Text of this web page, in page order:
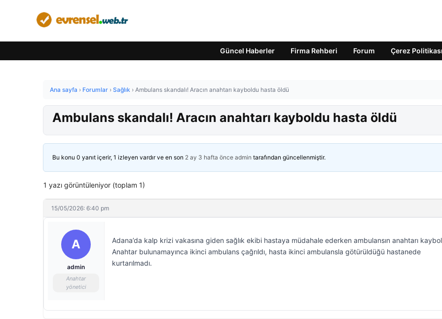
Güncel Haberler Firma Rehberi Forum Çerez Politikası
Ana sayfa › Forumlar › Sağlık › Ambulans skandalı! Aracın anahtarı kayboldu hasta öldü
Ambulans skandalı! Aracın anahtarı kayboldu hasta öldü
Bu konu 0 yanıt içerir, 1 izleyen vardır ve en son 2 ay 3 hafta önce admin tarafından güncellenmiştir.
1 yazı görüntüleniyor (toplam 1)
15/05/2026: 6:40 pm
A
admin
Anahtar
yönetici
Adana’da kalp krizi vakasına giden sağlık ekibi hastaya müdahale ederken ambulansın anahtarı
Anahtar bulunamayınca ikinci ambulans çağrıldı, hasta ikinci ambulansla götürüldüğü hastanede
kurtarılmadı.